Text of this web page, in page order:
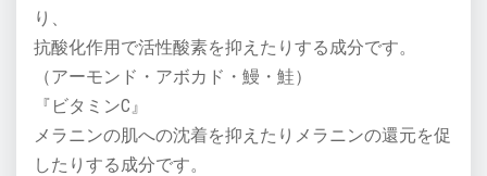
り、
抗酸化作用で活性酸素を抑えたりする成分です。
（アーモンド・アボカド・鰻・鮭）
『ビタミンC』
メラニンの肌への沈着を抑えたりメラニンの還元を促
したりする成分です。